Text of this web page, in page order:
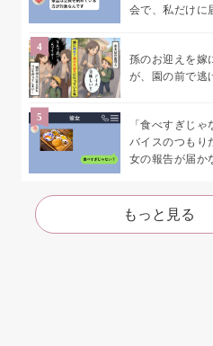
会で、私だけに
孫のお迎えを嫁
が、園の前で逃
「食べすぎじ
バイスのつも
女の報告が届か
た
もっと見る